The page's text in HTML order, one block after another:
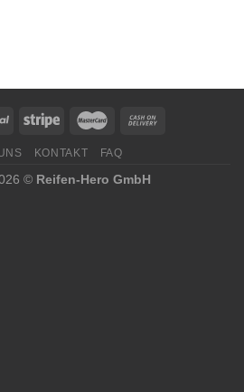
KONTAKT FAQ
© Reifen-Hero GmbH